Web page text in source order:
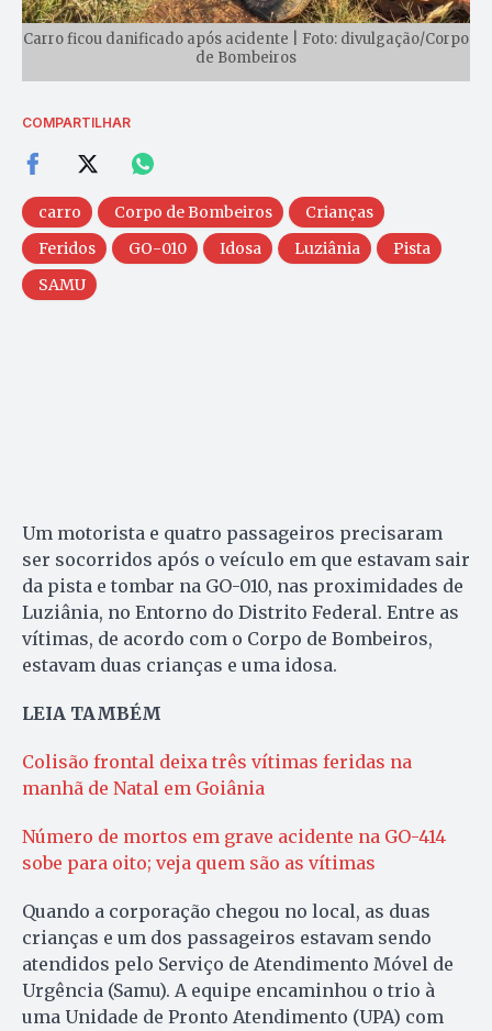
Carro ficou danificado após acidente | Foto: divulgação/Corpo
de Bombeiros
COMPARTILHAR
carro Corpo de Bombeiros
Crianças
Feridos
GO-010 Idosa Luziânia
Pista
SAMU
Um motorista e quatro passageiros precisaram
ser socorridos após o veículo em que estavam sair
da pista e tombar na GO-010, nas proximidades de
Luziânia, no Entorno do Distrito Federal. Entre as
vítimas, de acordo com o Corpo de Bombeiros,
estavam duas crianças e uma idosa.
LEIA TAMBÉM
Colisão frontal deixa três vítimas feridas na
manhã de Natal em Goiânia
Número de mortos em grave acidente na GO-414
sobe para oito; veja quem são as vítimas
Quando a corporação chegou no local, as duas
crianças e um dos passageiros estavam sendo
atendidos pelo Serviço de Atendimento Móvel de
Urgência (Samu). A equipe encaminhou o trio à
uma Unidade de Pronto Atendimento (UPA) com